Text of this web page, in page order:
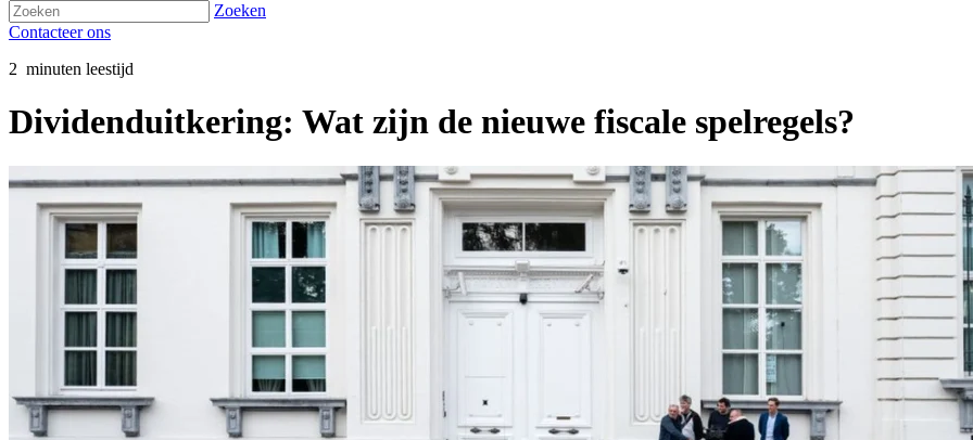
Zoeken
Contacteer ons
2 minuten leestijd
Dividenduitkering: Wat zijn de nieuwe fiscale spelregels?